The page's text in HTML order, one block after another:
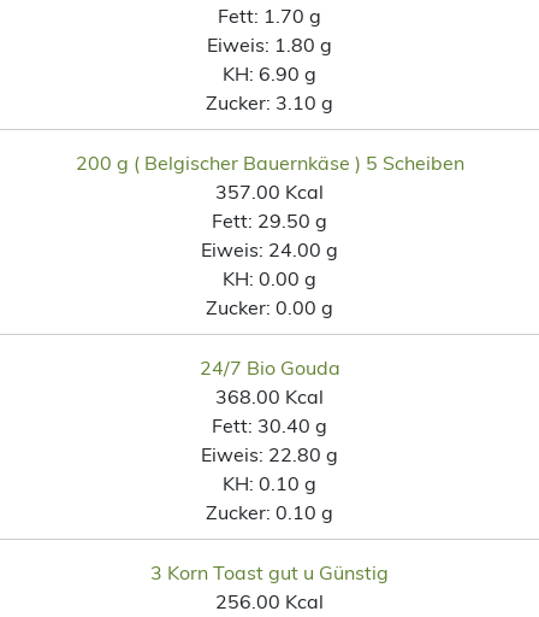
Fett: 1.70 g
Eiweis: 1.80 g
KH: 6.90 g
Zucker: 3.10 g
200 g ( Belgischer Bauernkäse ) 5 Scheiben
357.00 Kcal
Fett: 29.50 g
Eiweis: 24.00 g
KH: 0.00 g
Zucker: 0.00 g
24/7 Bio Gouda
368.00 Kcal
Fett: 30.40 g
Eiweis: 22.80 g
KH: 0.10 g
Zucker: 0.10 g
3 Korn Toast gut u Günstig
256.00 Kcal